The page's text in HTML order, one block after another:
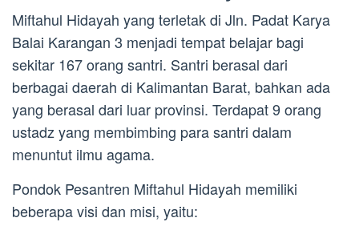
Miftahul Hidayah yang terletak di Jln. Padat Karya
Balai Karangan 3 menjadi tempat belajar bagi
sekitar 167 orang santri. Santri berasal dari
berbagai daerah di Kalimantan Barat, bahkan ada
yang berasal dari luar provinsi. Terdapat 9 orang
ustadz yang membimbing para santri dalam
menuntut ilmu agama.
Pondok Pesantren Miftahul Hidayah memiliki
beberapa visi dan misi, yaitu: